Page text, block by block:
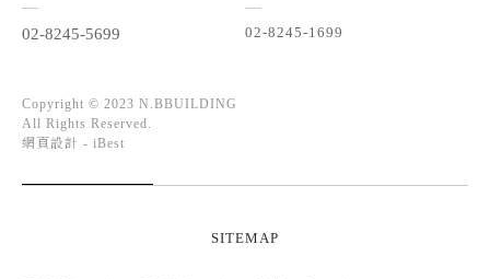
02-8245-5699 02-8245-1699
Copyright © 2023 N.BBUILDING
All Rights Reserved.
網頁設計 - iBest
SITEMAP